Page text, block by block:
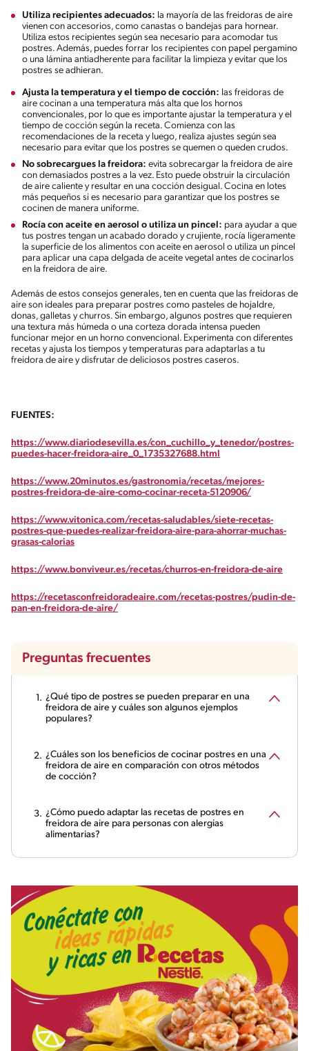
Utiliza recipientes adecuados: la mayoría de las freidoras de aire
vienen con accesorios, como canastas o bandejas para hornear.
Utiliza estos recipientes según sea necesario para acomodar tus
postres. Además, puedes forrar los recipientes con papel pergamino
o una lámina antiadherente para facilitar la limpieza y evitar que los
postres se adhieran.
Ajusta la temperatura y el tiempo de cocción: las freidoras de
aire cocinan a una temperatura más alta que los hornos
convencionales, por lo que es importante ajustar la temperatura y el
tiempo de cocción según la receta. Comienza con las
recomendaciones de la receta y luego, realiza ajustes según sea
necesario para evitar que los postres se quemen o queden crudos.
No sobrecargues la freidora: evita sobrecargar la freidora de aire
con demasiados postres a la vez. Esto puede obstruir la circulación
de aire caliente y resultar en una cocción desigual. Cocina en lotes
más pequeños si es necesario para garantizar que los postres se
cocinen de manera uniforme.
Rocía con aceite en aerosol o utiliza un pincel: para ayudar a que
tus postres tengan un acabado dorado y crujiente, rocía ligeramente
la superficie de los alimentos con aceite en aerosol o utiliza un pincel
para aplicar una capa delgada de aceite vegetal antes de cocinarlos
en la freidora de aire.
Además de estos consejos generales, ten en cuenta que las freidoras de
aire son ideales para preparar postres como pasteles de hojaldre,
donas, galletas y churros. Sin embargo, algunos postres que requieren
una textura más húmeda o una corteza dorada intensa pueden
funcionar mejor en un horno convencional. Experimenta con diferentes
recetas y ajusta los tiempos y temperaturas para adaptarlas a tu
freidora de aire y disfrutar de deliciosos postres caseros.
FUENTES:
https://www.diariodesevilla.es/con_cuchillo_y_tenedor/postres-
puedes-hacer-freidora-aire_0_1735327688.html
https://www.20minutos.es/gastronomia/recetas/mejores-
postres-freidora-de-aire-como-cocinar-receta-5120906/
https://www.vitonica.com/recetas-saludables/siete-recetas-
postres-que-puedes-realizar-freidora-aire-para-ahorrar-muchas-
grasas-calorias
https://www.bonviveur.es/recetas/churros-en-freidora-de-aire
https://recetasconfreidoradeaire.com/recetas-postres/pudin-de-
pan-en-freidora-de-aire/
Preguntas frecuentes
¿Qué tipo de postres se pueden preparar en una
freidora de aire y cuáles son algunos ejemplos
populares?
¿Cuáles son los beneficios de cocinar postres en una
freidora de aire en comparación con otros métodos
de cocción?
¿Cómo puedo adaptar las recetas de postres en
freidora de aire para personas con alergias
alimentarias?